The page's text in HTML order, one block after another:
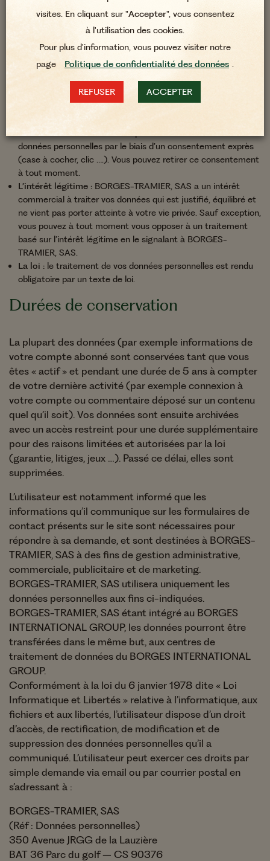
traitements.
Bases légales des traitements
Parmi les bases légales applicables :
le traitement des données personnelles est
nécessaire à l’exécution du contrat auquel vous avez
données personnelles par le biais d’un consentement exprès
(case à cocher, clic ….). Vous pouvez retirer ce consentement
à tout moment.
L’intérêt légitime : BORGES-TRAMIER, SAS a un intérêt
commercial à traiter vos données qui est justifié, équilibré et
ne vient pas porter atteinte à votre vie privée. Sauf exception,
vous pouvez à tout moment vous opposer à un traitement
basé sur l’intérêt légitime en le signalant à BORGES-
TRAMIER, SAS.
La loi : le traitement de vos données personnelles est rendu
obligatoire par un texte de loi.
Durées de conservation
La plupart des données (par exemple informations de
votre compte abonné sont conservées tant que vous
êtes « actif » et pendant une durée de 5 ans à compter
de votre dernière activité (par exemple connexion à
votre compte ou commentaire déposé sur un contenu
quel qu’il soit). Vos données sont ensuite archivées
avec un accès restreint pour une durée supplémentaire
pour des raisons limitées et autorisées par la loi
(garantie, litiges, jeux …). Passé ce délai, elles sont
supprimées.
L’utilisateur est notamment informé que les
informations qu’il communique sur les formulaires de
contact présents sur le site sont nécessaires pour
répondre à sa demande, et sont destinées à BORGES-
TRAMIER, SAS à des fins de gestion administrative,
commerciale, publicitaire et de marketing.
BORGES-TRAMIER, SAS utilisera uniquement les
données personnelles aux fins ci-indiquées.
BORGES-TRAMIER, SAS étant intégré au BORGES
INTERNATIONAL GROUP, les données pourront être
transférées dans le même but, aux centres de
traitement de données du BORGES INTERNATIONAL
GROUP.
Conformément à la loi du 6 janvier 1978 dite « Loi
Informatique et Libertés » relative à l’informatique, aux
fichiers et aux libertés, l’utilisateur dispose d’un droit
d’accès, de rectification, de modification et de
suppression des données personnelles qu’il a
communiqué. L’utilisateur peut exercer ces droits par
simple demande via email ou par courrier postal en
s’adressant à :
BORGES-TRAMIER, SAS
(Réf : Données personnelles)
350 Avenue JRGG de la Lauzière
BAT 36 Parc du golf – CS 90376
visites. En cliquant sur "Accepter", vous consentez
à l'utilisation des cookies.
Pour plus d'information, vous pouvez visiter notre
page
Politique de confidentialité des données .
REFUSER ACCEPTER